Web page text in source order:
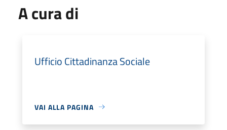
A cura di
Ufficio Cittadinanza Sociale
VAI ALLA PAGINA